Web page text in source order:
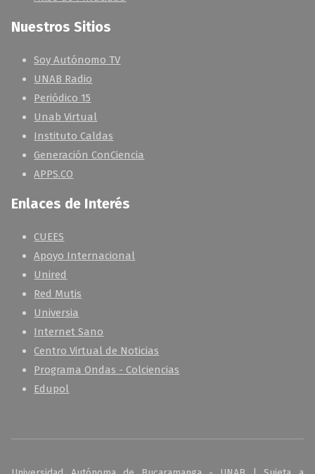
Nuestros Sitios
Soy Autónomo TV
UNAB Radio
Periódico 15
Unab Virtual
Instituto Caldas
Generación ConCiencia
APPS.CO
Enlaces de Interés
CUEES
Apoyo Internacional
Unired
Red Mutis
Universia
Internet Sano
Centro Virtual de Noticias
Programa Ondas - Colciencias
Edupol